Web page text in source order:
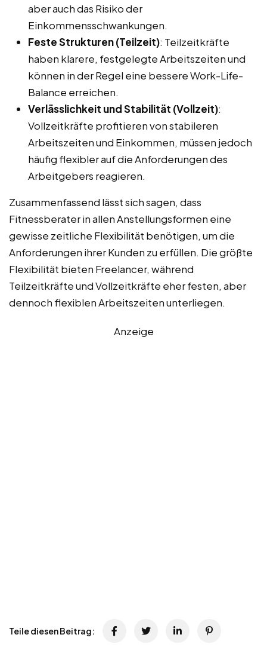
aber auch das Risiko der
Einkommensschwankungen.
Feste Strukturen (Teilzeit): Teilzeitkräfte
haben klarere, festgelegte Arbeitszeiten und
können in der Regel eine bessere Work-Life-
Balance erreichen.
Verlässlichkeit und Stabilität (Vollzeit):
Vollzeitkräfte profitieren von stabileren
Arbeitszeiten und Einkommen, müssen jedoch
häufig flexibler auf die Anforderungen des
Arbeitgebers reagieren.
Zusammenfassend lässt sich sagen, dass
Fitnessberater in allen Anstellungsformen eine
gewisse zeitliche Flexibilität benötigen, um die
Anforderungen ihrer Kunden zu erfüllen. Die größte
Flexibilität bieten Freelancer, während
Teilzeitkräfte und Vollzeitkräfte eher festen, aber
dennoch flexiblen Arbeitszeiten unterliegen.
Anzeige
Teile diesen Beitrag: